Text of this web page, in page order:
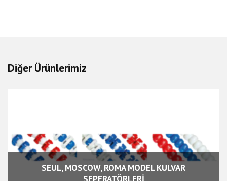
Diğer Ürünlerimiz
SEUL, MOSCOW, ROMA MODEL KULVAR